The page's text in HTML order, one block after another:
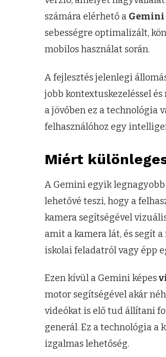
számára elérhető a Gemini
sebességre optimalizált,
mobilos használat során.
A fejlesztés jelenlegi
jobb kontextuskezeléssel
a jövőben ez a technológia
felhasználóhoz egy
Miért
A Gemini egyik legnagyobb
lehetővé teszi, hogy a
kamera segítségével
amit a kamera lát, és segít
iskolai feladatról vagy épp
Ezen kívül a Gemini képes
motor segítségével akár
videókat is elő tud állítani
generál. Ez a technológia
izgalmas lehetőség.